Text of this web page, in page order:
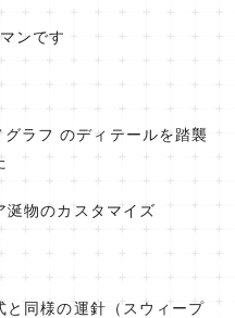
ンです
ラフ のディテールを踏襲
涎物のカスタマイズ
と同様の運針（スウィープ